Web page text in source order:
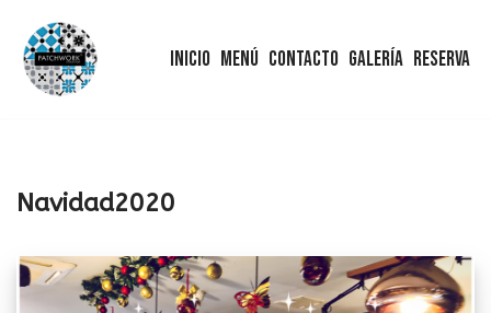
Saltar
Inicio Menú Contacto Galería Reserva
Navidad2020